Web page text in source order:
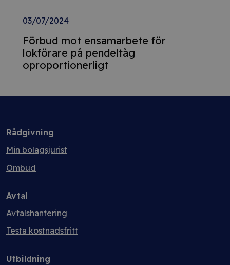
03/07/2024
Förbud mot ensamarbete för
lokförare på pendeltåg
oproportionerligt
Rådgivning
Min bolagsjurist
Ombud
Avtal
Avtalshantering
Testa kostnadsfritt
Utbildning